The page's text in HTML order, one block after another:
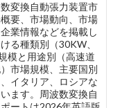
変換自動張力装置市
要、市場動向、市場
業情報などを掲載し
る種類別（30KW、
模と用途別（高速道
市場規模、主要国別
イタリア、ロシアな
ます。周波数変換自